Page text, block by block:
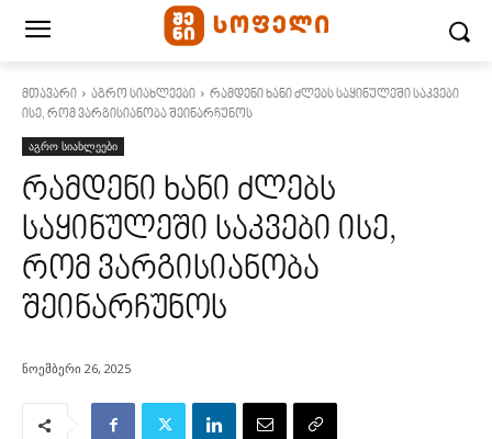
მთავარი აგრო სიახლეები
რამდენი ხანი ძლებს საყინულეში საკვები
ისე, რომ ვარგისიანობა შეინარჩუნოს
აგრო სიახლეები
რამდენი ხანი ძლებს
საყინულეში საკვები ისე,
რომ ვარგისიანობა
შეინარჩუნოს
ნოემბერი 26, 2025